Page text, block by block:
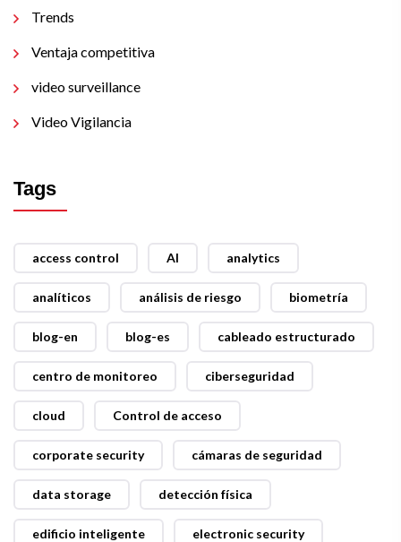
Trends
Ventaja competitiva
video surveillance
Video Vigilancia
Tags
access control AI analytics
analíticos análisis de riesgo biometría
blog-en blog-es cableado estructurado
centro de monitoreo ciberseguridad
cloud Control de acceso
corporate security cámaras de seguridad
data storage detección física
edificio inteligente electronic security